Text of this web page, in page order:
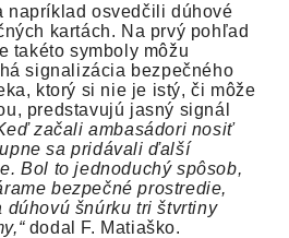
napríklad osvedčili dúhové
kartách. Na prvý pohľad
takéto symboly môžu
signalizácia bezpečného
ktorý si nie je istý, či môže
predstavujú jasný signál
začali ambasádori nosiť
sa pridávali ďalší
Bol to jednoduchý spôsob,
bezpečné prostredie,
dúhovú šnúrku tri štvrtiny
dodal F. Matiaško.